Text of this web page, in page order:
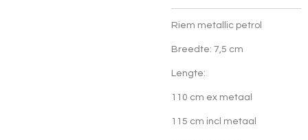
Riem metallic petrol
Breedte: 7,5 cm
Lengte:
110 cm ex metaal
115 cm incl metaal